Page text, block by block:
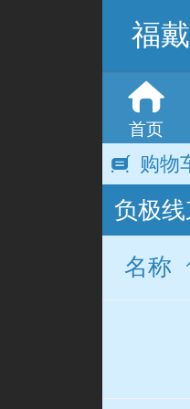
福
首页
购物
负极
名称